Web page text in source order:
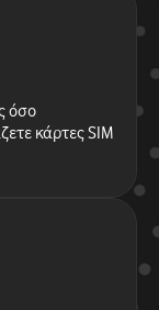
όσο
κάρτες SIM